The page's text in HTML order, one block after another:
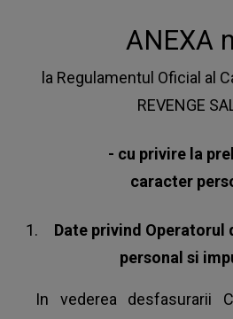
ANEXA
la Regulamentul Oficial al
REVENGE
- cu privire la
caracter
Date privind Operatorul
personal si
In vederea desfasurarii